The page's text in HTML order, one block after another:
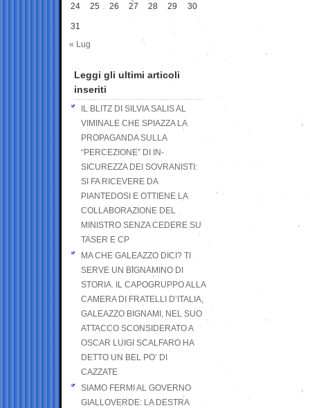
24 25 26 27 28 29 30
31
« Lug
Leggi gli ultimi articoli
inseriti
IL BLITZ DI SILVIA SALIS AL
VIMINALE CHE SPIAZZA LA
PROPAGANDA SULLA
“PERCEZIONE” DI IN-
SICUREZZA DEI SOVRANISTI:
SI FA RICEVERE DA
PIANTEDOSI E OTTIENE LA
COLLABORAZIONE DEL
MINISTRO SENZA CEDERE SU
TASER E CP
MA CHE GALEAZZO DICI? TI
SERVE UN BIGNAMINO DI
STORIA. IL CAPOGRUPPO ALLA
CAMERA DI FRATELLI D’ITALIA,
GALEAZZO BIGNAMI, NEL SUO
ATTACCO SCONSIDERATO A
OSCAR LUIGI SCALFARO HA
DETTO UN BEL PO’ DI
CAZZATE
SIAMO FERMI AL GOVERNO
GIALLOVERDE: LA DESTRA